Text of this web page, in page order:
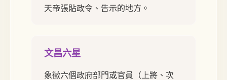
天帝張貼政令、告示的地方。
文昌六星
象徵六個政府部門或官員（上將、次